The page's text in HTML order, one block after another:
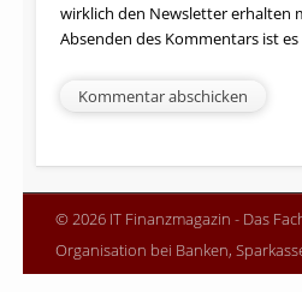
wirklich den Newsletter erhalten
Absenden des Kommentars ist
© 2026 IT Finanzmagazin - Das
Organisation bei Banken,